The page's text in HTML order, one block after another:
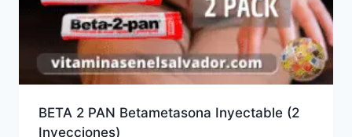
BETA 2 PAN Betametasona Inyectable (2
Inyecciones)